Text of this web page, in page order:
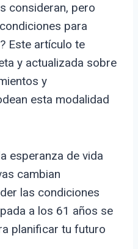
consideran, pero
para
Este artículo te
y actualizada sobre
y
esta modalidad
esperanza de vida
cambian
las condiciones
a los 61 años se
planificar tu futuro